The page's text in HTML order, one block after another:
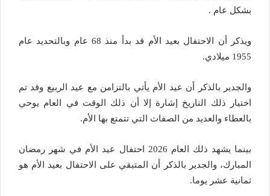
بشكل عام .
ويذكر أن الاحتفال بعيد الأم قد بدأ منذ 68 عام وبالتحديد عام
1955 ميلادي.
والجدير بالذكر أن عيد الأم يأتي بالتزامن مع عيد الربيع وقد تم
اختيار ذلك التاريخ إشارة إلا أن ذلك الوقت في العام يوحي
بالعطاء والعديد من الصفات التي تتمتع بها الأم.
بينما يشهد ذلك العام 2026 احتفال عيد الأم في شهر رمضان
المبارك، والجدير بالذكر أن المتبقي على الاحتفال بعيد الأم هو
ثمانية عشر يوما.